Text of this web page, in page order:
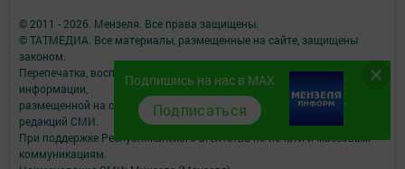
Подпишись на нас в MAX
Подписаться
© 2011 - 2026. Мензеля. Все права защищены.
© ТАТМЕДИА. Все материалы, размещенные на сайте, защищены
законом.
Перепечатка, воспроизведение и распространение в любом объеме
информации,
размещенной на сайте, возможна только с письменного согласия
редакций СМИ.
При поддержке Республиканского агентства по печати и массовым
коммуникациям.